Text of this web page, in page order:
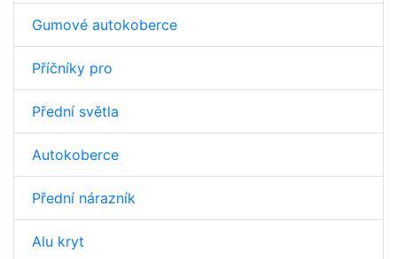
Gumové autokoberce
Příčníky pro
Přední světla
Autokoberce
Přední nárazník
Alu kryt